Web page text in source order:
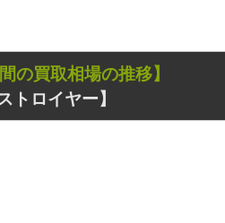
間の買取相場の推移】
ロイヤー】